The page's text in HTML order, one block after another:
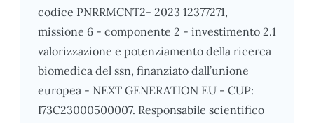
codice PNRRMCNT2- 2023 12377271,
missione 6 - componente 2 - investimento 2.1
valorizzazione e potenziamento della ricerca
biomedica del ssn, finanziato dall’unione
europea - NEXT GENERATION EU - CUP:
I73C23000500007. Responsabile scientifico